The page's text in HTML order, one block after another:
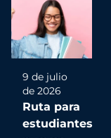
9 de julio
de 2026
Ruta para
estudiantes